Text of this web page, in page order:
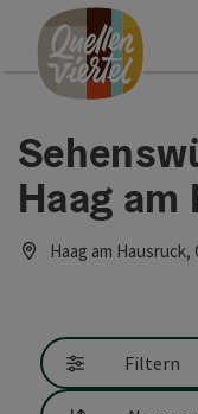
Zum Inhalt
Zur Navigation
Zum Seitenanfang
Haag
Haag am
Filtern